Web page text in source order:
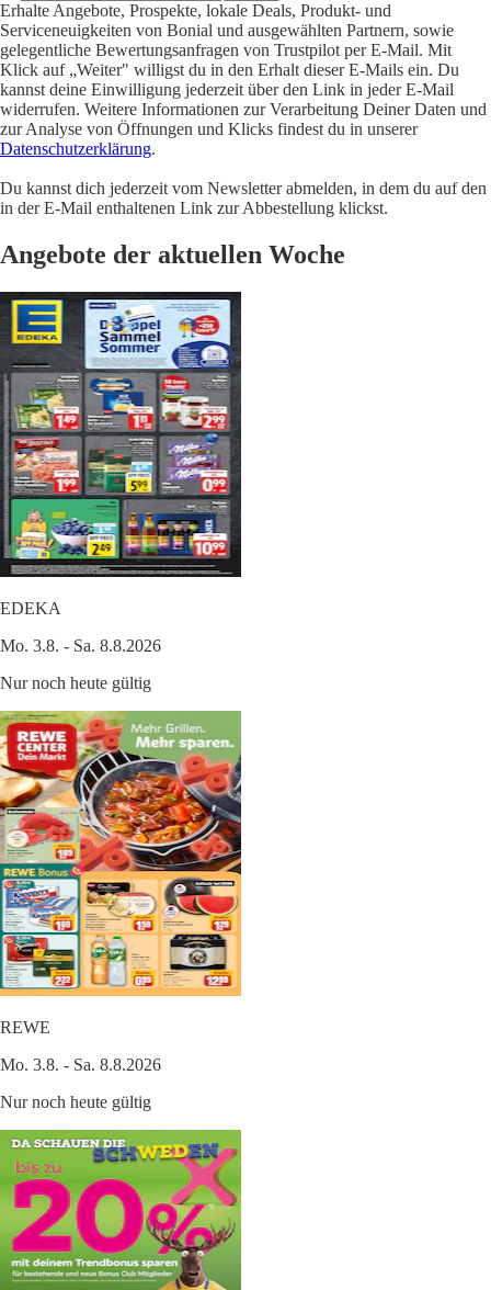
Erhalte Angebote, Prospekte, lokale Deals, Produkt- und
Serviceneuigkeiten von Bonial und ausgewählten Partnern, sowie
gelegentliche Bewertungsanfragen von Trustpilot per E-Mail. Mit
Klick auf „Weiter" willigst du in den Erhalt dieser E-Mails ein. Du
kannst deine Einwilligung jederzeit über den Link in jeder E-Mail
widerrufen. Weitere Informationen zur Verarbeitung Deiner Daten und
zur Analyse von Öffnungen und Klicks findest du in unserer
Datenschutzerklärung.
Du kannst dich jederzeit vom Newsletter abmelden, in dem du auf den
in der E-Mail enthaltenen Link zur Abbestellung klickst.
Angebote der aktuellen Woche
EDEKA
Mo. 3.8. - Sa. 8.8.2026
Nur noch heute gültig
REWE
Mo. 3.8. - Sa. 8.8.2026
Nur noch heute gültig